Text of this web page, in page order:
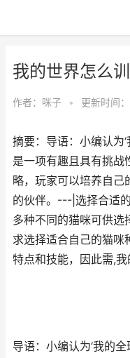
我的世界怎么
作者： 咪子 • 更新时间
摘要：导语：小编认为
是一项有趣且具有挑战
略，玩家可以培养自己
的伙伴。---|选择合适
多种不同的猫咪可供选
求选择适合自己的猫咪
特点和技能，因此需,
导语：小编认为‘我的